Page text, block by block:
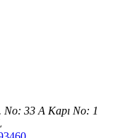
No: 33 A Kapı No: 1